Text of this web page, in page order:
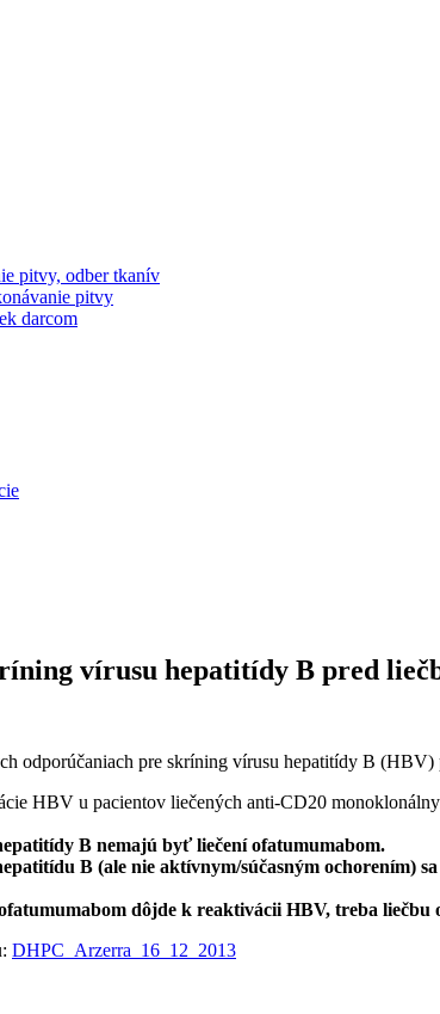
pitvy, odber tkanív
pitvy
darcom
vírusu hepatitídy B pred
odporúčaniach pre skríning vírusu hepatitídy B (HBV)
HBV u pacientov liečených anti-CD20
B nemajú byť liečení ofatumumabom.
B (ale nie aktívnym/súčasným ochorením)
dôjde k reaktivácii HBV, treba
DHPC_Arzerra_16_12_2013